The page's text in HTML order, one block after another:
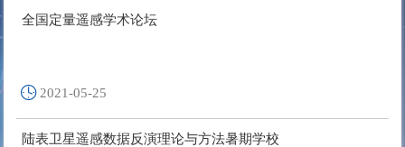
全国定量遥感学术论坛
2021-05-25
陆表卫星遥感数据反演理论与方法暑期学校